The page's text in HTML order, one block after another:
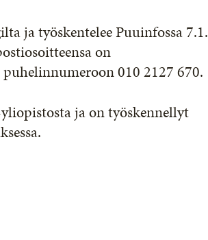
ja työskentelee Puuinfossa 7.1.
on
010 2127 670.
ja on työskennellyt